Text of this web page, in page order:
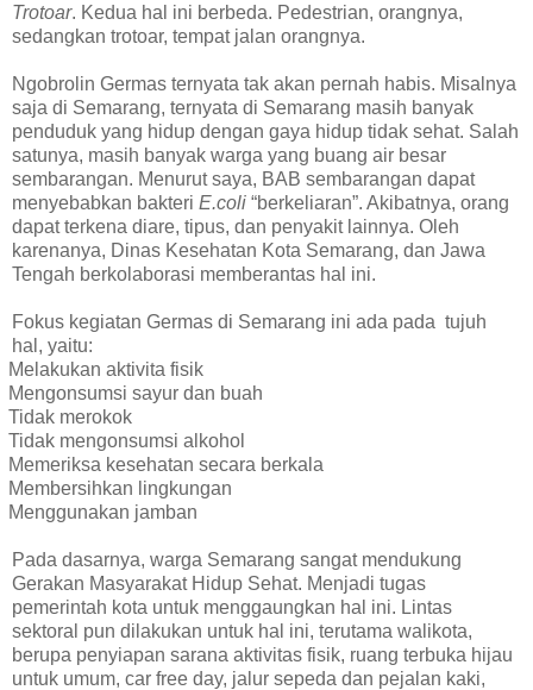
Trotoar. Kedua hal ini berbeda. Pedestrian, orangnya,
sedangkan trotoar, tempat jalan orangnya.
Ngobrolin Germas ternyata tak akan pernah habis. Misalnya
saja di Semarang, ternyata di Semarang masih banyak
penduduk yang hidup dengan gaya hidup tidak sehat. Salah
satunya, masih banyak warga yang buang air besar
sembarangan. Menurut saya, BAB sembarangan dapat
menyebabkan bakteri E.coli “berkeliaran”. Akibatnya, orang
dapat terkena diare, tipus, dan penyakit lainnya. Oleh
karenanya, Dinas Kesehatan Kota Semarang, dan Jawa
Tengah berkolaborasi memberantas hal ini.
Fokus kegiatan Germas di Semarang ini ada pada tujuh
hal, yaitu:
Melakukan aktivita fisik
Mengonsumsi sayur dan buah
Tidak merokok
Tidak mengonsumsi alkohol
Memeriksa kesehatan secara berkala
Membersihkan lingkungan
Menggunakan jamban
Pada dasarnya, warga Semarang sangat mendukung
Gerakan Masyarakat Hidup Sehat. Menjadi tugas
pemerintah kota untuk menggaungkan hal ini. Lintas
sektoral pun dilakukan untuk hal ini, terutama walikota,
berupa penyiapan sarana aktivitas fisik, ruang terbuka hijau
untuk umum, car free day, jalur sepeda dan pejalan kaki,